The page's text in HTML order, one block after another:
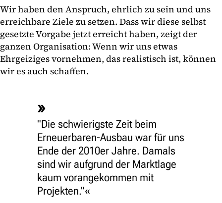
Wir haben den Anspruch, ehrlich zu sein und uns
erreichbare Ziele zu setzen. Dass wir diese selbst
gesetzte Vorgabe jetzt erreicht haben, zeigt der
ganzen Organisation: Wenn wir uns etwas
Ehrgeiziges vornehmen, das realistisch ist, können
wir es auch schaffen.
"Die schwierigste Zeit beim
Erneuerbaren-Ausbau war für uns
Ende der 2010er Jahre. Damals
sind wir aufgrund der Marktlage
kaum vorangekommen mit
Projekten."